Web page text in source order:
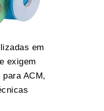
em
exigem
ACM,